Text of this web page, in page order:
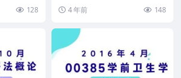
128
试大学语文...
4 年前 148